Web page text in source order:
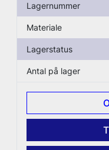
Lagernummer
Materiale
Lagerstatus
Antal på lager